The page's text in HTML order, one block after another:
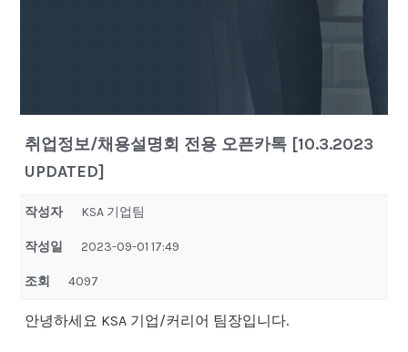
취업정보/채용설명회 전용 오픈카톡 [10.3.2023
UPDATED]
작성자 KSA 기업팀
작성일 2023-09-01 17:49
조회 4097
안녕하세요 KSA 기업/커리어 팀장입니다.